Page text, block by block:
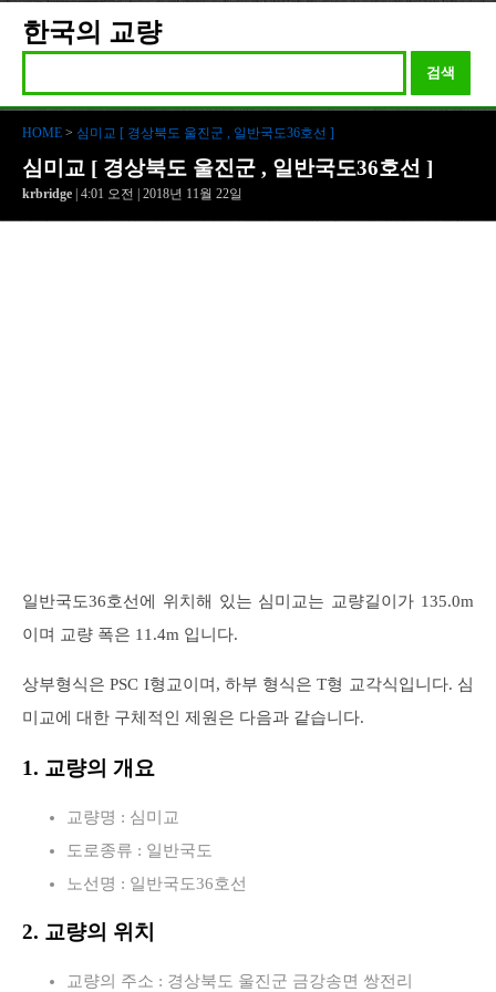
한국의 교량
검색
HOME > 심미교 [ 경상북도 울진군 , 일반국도36호선 ]
심미교 [ 경상북도 울진군 , 일반국도36호선 ]
krbridge | 4:01 오전 | 2018년 11월 22일
일반국도36호선에 위치해 있는 심미교는 교량길이가 135.0m
이며 교량 폭은 11.4m 입니다.
상부형식은 PSC I형교이며, 하부 형식은 T형 교각식입니다. 심
미교에 대한 구체적인 제원은 다음과 같습니다.
1. 교량의 개요
교량명 : 심미교
도로종류 : 일반국도
노선명 : 일반국도36호선
2. 교량의 위치
교량의 주소 : 경상북도 울진군 금강송면 쌍전리